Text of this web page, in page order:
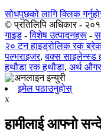
सोधपुछको लागि क्लिक
© प्रतिलिपि अधिकार -
गाइड -विशेष उत्पादनहरू -
२० टन हाइड्रोलिक रक
पल्भराइजर,बक्स साइलेन्स्ड
हथौडा रक हथौडा, अर्थ औगर
इमेल पठाउनुहोस्
x
हामीलाई आफ्नो